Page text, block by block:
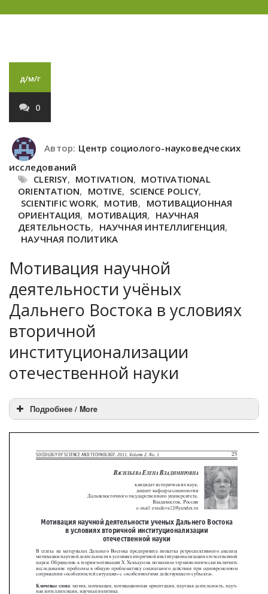
д/м/г
0
Автор: Центр социолого-науковедческих
исследований
CLERISY, MOTIVATION, MOTIVATIONAL
ORIENTATION, MOTIVE, SCIENCE POLICY,
SCIENTIFIC WORK, МОТИВ, МОТИВАЦИОННАЯ
ОРИЕНТАЦИЯ, МОТИВАЦИЯ, НАУЧНАЯ
ДЕЯТЕЛЬНОСТЬ, НАУЧНАЯ ИНТЕЛЛИГЕНЦИЯ,
НАУЧНАЯ ПОЛИТИКА
Мотивация научной
деятельности учёных
Дальнего Востока в условиях
вторичной
институционализации
отечественной науки
Подробнее / More